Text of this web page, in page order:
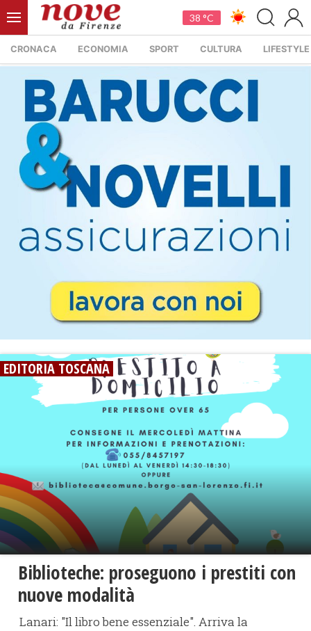
38 °C
CRONACA ECONOMIA SPORT CULTURA LIFESTYLE
EDITORIA TOSCANA
Biblioteche: proseguono i prestiti con
nuove modalità
Lanari: "Il libro bene essenziale". Arriva la